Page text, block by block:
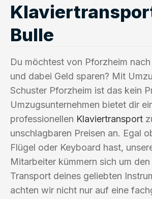
Bulle
Du möchtest von Pforzheim
und dabei Geld sparen? Mit
Schuster Pforzheim ist das kein
Umzugsunternehmen bietet dir
professionellen Klaviertransport
unschlagbaren Preisen an. Egal
Flügel oder Keyboard hast,
Mitarbeiter kümmern sich um den
Transport deines geliebten
achten wir nicht nur auf eine